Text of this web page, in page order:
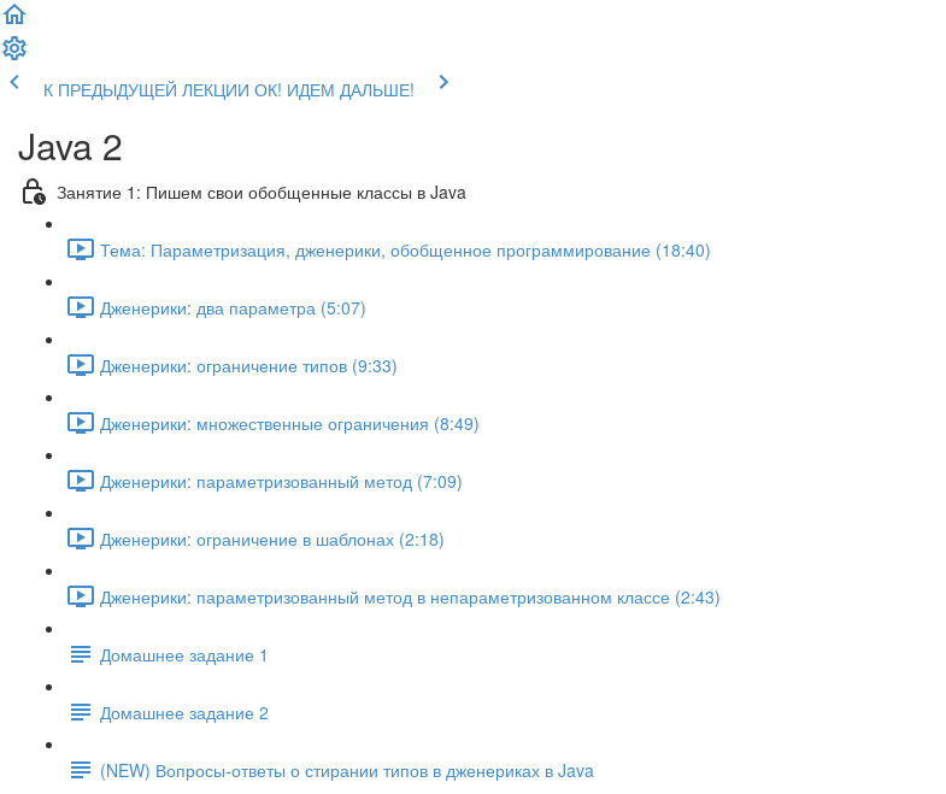
К ПРЕДЫДУЩЕЙ ЛЕКЦИИ ОК! ИДЕМ ДАЛЬШЕ!
Java 2
Занятие 1: Пишем свои обобщенные классы в Java
Тема: Параметризация, дженерики, обобщенное программирование (18:40)
Дженерики: два параметра (5:07)
Дженерики: ограничение типов (9:33)
Дженерики: множественные ограничения (8:49)
Дженерики: параметризованный метод (7:09)
Дженерики: ограничение в шаблонах (2:18)
Дженерики: параметризованный метод в непараметризованном классе (2:43)
Домашнее задание 1
Домашнее задание 2
(NEW) Вопросы-ответы о стирании типов в дженериках в Java